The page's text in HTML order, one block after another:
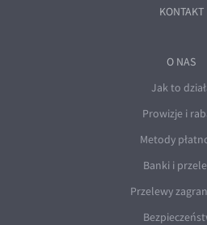
KONTAKT
O NAS
Jak to
Prowizje i
Metody
Banki i
Przelewy